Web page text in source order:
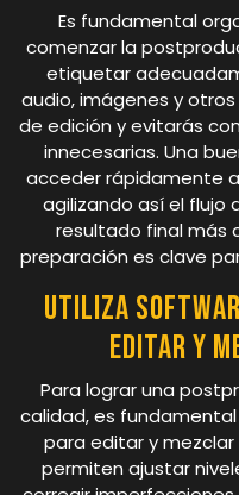
Es fundamental
comenzar la
etiquetar
audio, imágenes y
de edición y evitarás
innecesarias. Una
acceder rápidamente
agilizando así el flujo
resultado final más
preparación es clave
Utiliza
editar y
Para lograr una
calidad, es
para editar y mezclar
permiten ajustar